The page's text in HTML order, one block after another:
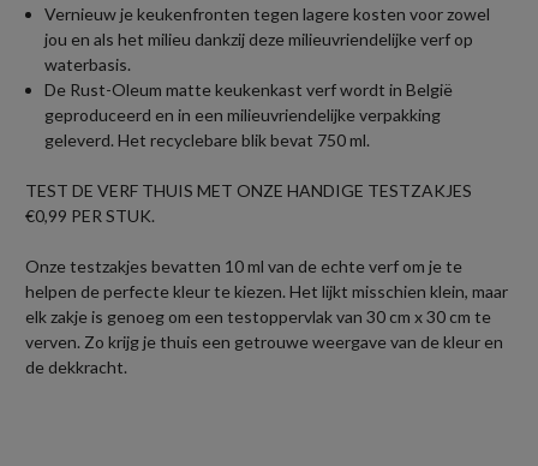
Vernieuw je keukenfronten tegen lagere kosten voor zowel
jou en als het milieu dankzij deze milieuvriendelijke verf op
waterbasis.
De Rust-Oleum matte keukenkast verf wordt in België
geproduceerd en in een milieuvriendelijke verpakking
geleverd. Het recyclebare blik bevat 750 ml.
TEST DE VERF THUIS MET ONZE HANDIGE TESTZAKJES
€0,99 PER STUK.
Onze testzakjes bevatten 10 ml van de echte verf om je te
helpen de perfecte kleur te kiezen. Het lijkt misschien klein, maar
elk zakje is genoeg om een testoppervlak van 30 cm x 30 cm te
verven. Zo krijg je thuis een getrouwe weergave van de kleur en
de dekkracht.